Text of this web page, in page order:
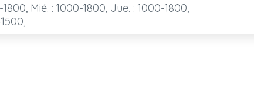
Mié. : 1000-1800, Jue. : 1000-1800,